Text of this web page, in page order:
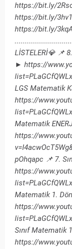
https://bit.ly/
https://bit.ly/
https://bit.ly/
LİSTELERİ💎 📌
► https://
LGS Matematik
https://
Matematik
https://
pOhqapc 📌 7.
https://
Matematik 1.
https://
Sınıf Matematik
https://